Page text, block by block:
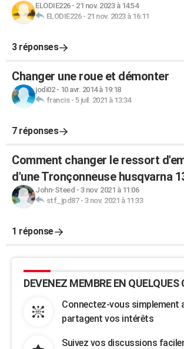
ELODIE226- 21 nov. 2023 à 14:54
ELODIE226- 21 nov. 2023 à 16:11
3 réponses
Changer une roue et démonter
jodi02- 10 avr. 2014 à 19:18
francis- 5 juil. 2021 à 13:34
7 réponses
Comment changer le ressort
d'une Tronçonneuse husqvarna
John-Steed - 3 nov. 2021 à 11:06
stf_jpd87- 3 nov. 2021 à 11:33
1 réponse
DEVENEZ MEMBRE EN QUELQUES
Connectez-vous simplement
partagent vos intérêts
Suivez vos discussions